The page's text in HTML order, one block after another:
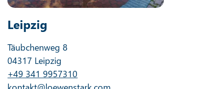
Leipzig
Täubchenweg 8
04317 Leipzig
+49 341 9957310